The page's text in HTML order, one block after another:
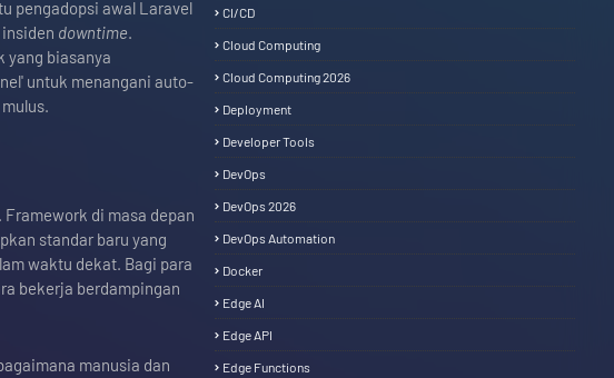
pengadopsi awal Laravel
downtime.
yang biasanya
untuk menangani auto-
di masa depan
standar baru yang
waktu dekat. Bagi para
bekerja berdampingan
manusia dan
CI/CD
Cloud Computing
Cloud Computing 2026
Deployment
Developer Tools
DevOps
DevOps 2026
DevOps Automation
Docker
Edge AI
Edge API
Edge Functions